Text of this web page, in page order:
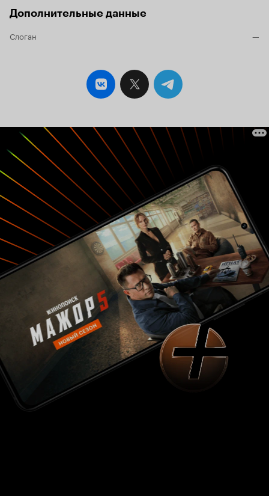
Дополнительные данные
Слоган —